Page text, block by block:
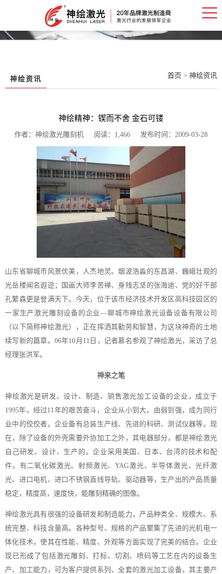
神绘资讯 首页 > 神绘资讯
神绘精神：锲而不舍 金石可镂
作者：神绘激光雕刻机 阅读：1,466 发布时间：2009-03-28
山东省聊城市风景优美，人杰地灵。烟波浩淼的东昌湖、巍峨壮观的
光岳楼闻名遐迩；国画大师李苦禅、身残志坚的张海迪、党的好干部
孔繁森更是誉满天下。今天，位于该市经济技术开发区高科技园区的
一家生产激光雕刻设备的企业—聊城市神绘激光设备设备有限公司
（以下简称神绘激光），正在挥洒其勤劳和智慧，为这块神奇的土地
续写新的篇章。06年10月11日，记者慕名参观了神绘激光，采访了总
经理张洪军。
神来之笔
神绘激光是研发、设计、制造、销售激光加工设备的企业，成立于
1995年，经过11年的艰苦奋斗，企业从小到大，由弱到强，成为同行
业中的佼佼者。企业备有总装生产线、先进的科研、测试仪器等。现
在，除了设备的外壳需要外协加工之外，其电器部分，都是神绘激光
自己研发、设计、生产的。企业采用美国、日本、台湾的技术和配
件。有二氧化碳激光、射频激光、YAG激光、半导体激光、光纤激
光、进口电机、进口不锈钢直线导轨、驱动器等，生产出的产品质量
稳定，精度高，速度快，能雕刻精确的图像。
神绘激光具有很强的设备研发和制造能力，产品种类全、规模大、系
统完整、科技含量高。各种型号、规格的产品聚集了先进的光机电一
体化技术，使其在性能、精度、外观等方面实现了完美的结合。企业
现已形成了包括激光雕刻、打标、切割、喷码等工艺在内的设备生
产、加工能力，可为客户提供系列、全套的激光加工设备，其主要产